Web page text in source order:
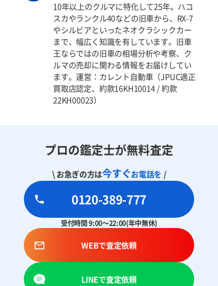
10年以上のクルマに特化して25年。ハコ
スカやランクル40などの旧車から、RX-7
やシルビアといったネオクラシックカー
まで、幅広く知識を有しています。旧車
王ならではの旧車の相場分析や考察、ク
ルマの売却に関わる情報をお届けしてい
ます。運営：カレント自動車（JPUC適正
買取店認定、約款16KH10014 / 約款
22KH00023）
プロの鑑定士が無料査定
\ お急ぎの方は今すぐお電話を /
0120-389-777
受付時間 9:00～22:00(年中無休)
WEBで査定依頼
LINEで査定依頼